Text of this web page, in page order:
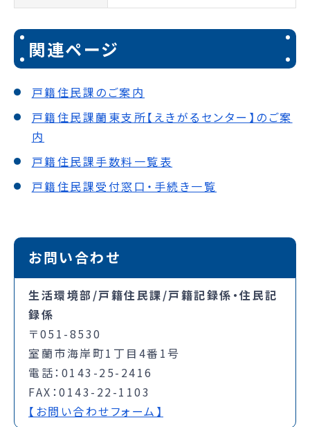
関連ページ
戸籍住民課のご案内
戸籍住民課蘭東支所【えきがるセンター】のご案
内
戸籍住民課手数料一覧表
戸籍住民課受付窓口・手続き一覧
お問い合わせ
生活環境部/戸籍住民課/戸籍記録係・住民記
録係
〒051-8530
室蘭市海岸町1丁目4番1号
電話：0143-25-2416
FAX：0143-22-1103
【お問い合わせフォーム】